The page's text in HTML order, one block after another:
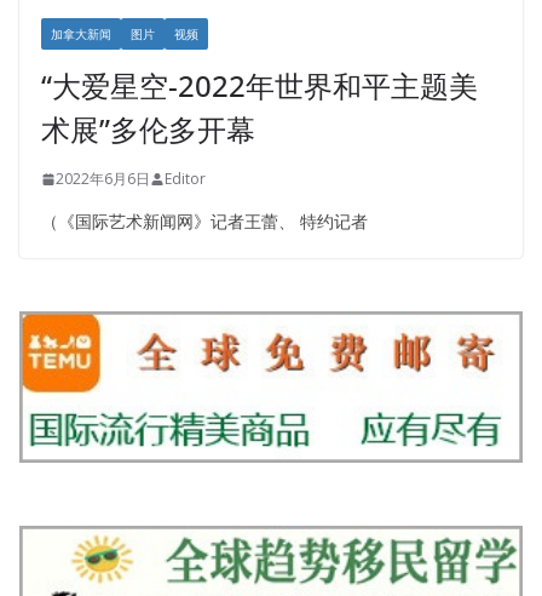
加拿大新闻 图片 视频
“大爱星空-2022年世界和平主题美
术展”多伦多开幕
2022年6月6日 Editor
（《国际艺术新闻网》记者王蕾、 特约记者